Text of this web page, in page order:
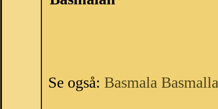
Se også: Basmala Basmalla